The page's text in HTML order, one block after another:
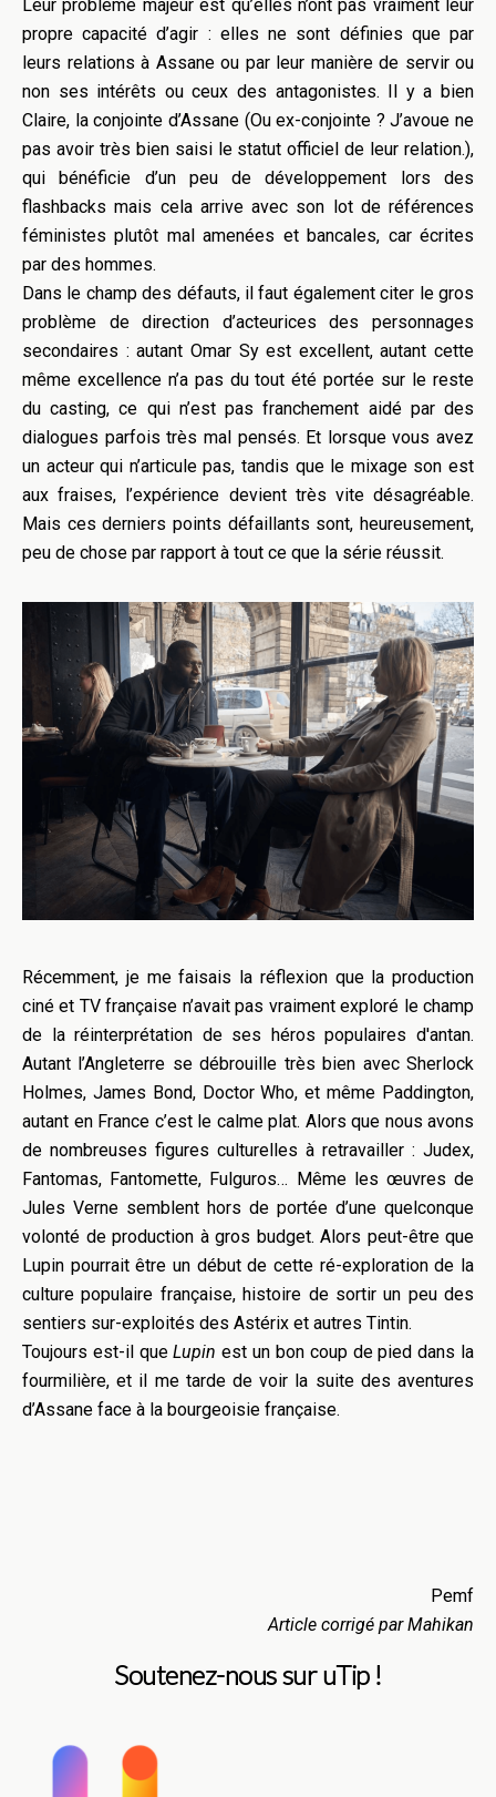
Leur problème majeur est qu’elles n’ont pas vraiment leur
propre capacité d’agir : elles ne sont définies que par
leurs relations à Assane ou par leur manière de servir ou
non ses intérêts ou ceux des antagonistes. Il y a bien
Claire, la conjointe d’Assane (Ou ex-conjointe ? J’avoue ne
pas avoir très bien saisi le statut officiel de leur relation.),
qui bénéficie d’un peu de développement lors des
flashbacks mais cela arrive avec son lot de références
féministes plutôt mal amenées et bancales, car écrites
par des hommes.
Dans le champ des défauts, il faut également citer le gros
problème de direction d’acteurices des personnages
secondaires : autant Omar Sy est excellent, autant cette
même excellence n’a pas du tout été portée sur le reste
du casting, ce qui n’est pas franchement aidé par des
dialogues parfois très mal pensés. Et lorsque vous avez
un acteur qui n’articule pas, tandis que le mixage son est
aux fraises, l’expérience devient très vite désagréable.
Mais ces derniers points défaillants sont, heureusement,
peu de chose par rapport à tout ce que la série réussit.
Récemment, je me faisais la réflexion que la production
ciné et TV française n’avait pas vraiment exploré le champ
de la réinterprétation de ses héros populaires d'antan.
Autant l’Angleterre se débrouille très bien avec Sherlock
Holmes, James Bond, Doctor Who, et même Paddington,
autant en France c’est le calme plat. Alors que nous avons
de nombreuses figures culturelles à retravailler : Judex,
Fantomas, Fantomette, Fulguros… Même les œuvres de
Jules Verne semblent hors de portée d’une quelconque
volonté de production à gros budget. Alors peut-être que
Lupin pourrait être un début de cette ré-exploration de la
culture populaire française, histoire de sortir un peu des
sentiers sur-exploités des Astérix et autres Tintin.
Toujours est-il queLupin est un bon coup de pied dans la
fourmilière, et il me tarde de voir la suite des aventures
d’Assane face à la bourgeoisie française.
Pemf
Article corrigé par Mahikan
Soutenez-nous sur uTip !